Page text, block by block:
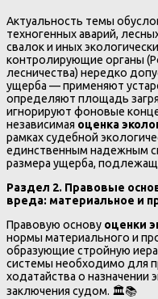
Актуальность темы
техногенных аварий,
свалок и иных
контролирующие органы
лесничества) нередко
ущерба — применяют
определяют площадь
игнорируют фоновые
независимая оценка
рамках судебной
единственным надежным
размера ущерба,
Раздел 2. Правовые
вреда: материальное и
Правовую основу оценки
нормы материального и
образующие стройную
системы необходимо для
ходатайства о
заключения судом. 🏛️📚